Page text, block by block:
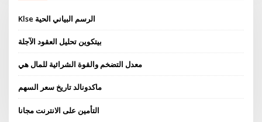
Klse الرسم البياني الحية
بيتكوين تحليل العقود الآجلة
معدل التضخم والقوة الشرائية للمال هي
ماكدونالد تاريخ سعر السهم
التأمين على الانترنت مجانا